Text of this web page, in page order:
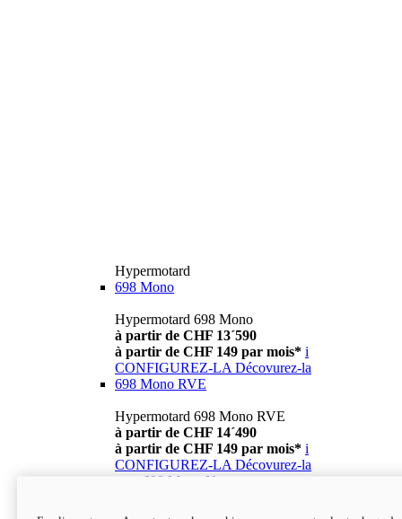
Hypermotard
698 Mono
Hypermotard 698 Mono
à partir de CHF 13´590
à partir de CHF 149 par mois* i
CONFIGUREZ-LA Décovurez-la
698 Mono RVE
Hypermotard 698 Mono RVE
à partir de CHF 14´490
à partir de CHF 149 par mois* i
CONFIGUREZ-LA Décovurez-la
698 Mono Nera
Hypermotard 698 Mono Nera